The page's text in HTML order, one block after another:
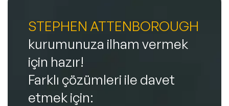
STEPHEN ATTENBOROUGH
kurumunuza ilham vermek
için hazır!
Farklı çözümleri ile davet
etmek için: